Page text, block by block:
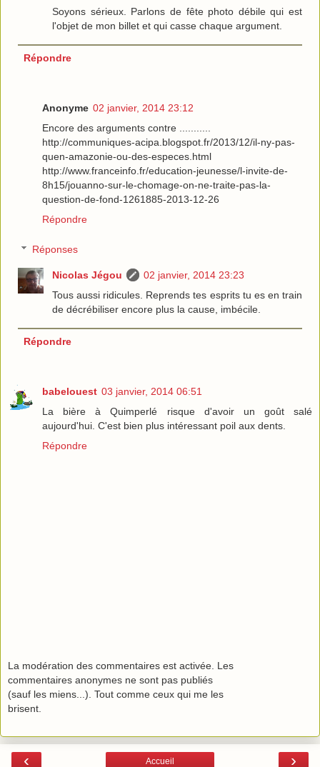
Soyons sérieux. Parlons de fête photo débile qui est
l'objet de mon billet et qui casse chaque argument.
Répondre
Anonyme 02 janvier, 2014 23:12
Encore des arguments contre ...........
http://communiques-acipa.blogspot.fr/2013/12/il-ny-pas-
quen-amazonie-ou-des-especes.html
http://www.franceinfo.fr/education-jeunesse/l-invite-de-
8h15/jouanno-sur-le-chomage-on-ne-traite-pas-la-
question-de-fond-1261885-2013-12-26
Répondre
Réponses
Nicolas Jégou
02 janvier, 2014 23:23
Tous aussi ridicules. Reprends tes esprits tu es en train
de décrébiliser encore plus la cause, imbécile.
Répondre
babelouest 03 janvier, 2014 06:51
La bière à Quimperlé risque d'avoir un goût salé
aujourd'hui. C'est bien plus intéressant poil aux dents.
Répondre
La modération des commentaires est activée. Les
commentaires anonymes ne sont pas publiés
(sauf les miens...). Tout comme ceux qui me les
brisent.
‹ ›
Accueil